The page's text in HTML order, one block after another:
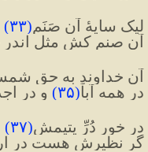
لیک سایهٔ آن صَنَم(۳۳)
آن صنم کش مثل اندر
آن خداوندِ به حق
در همه آبا(۳۵) و در
در خورِ دُرِّ یتیمش(۳۷)
گر نظیرش هست در